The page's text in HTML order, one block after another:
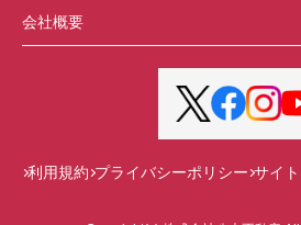
会社概要
利用規約 プライバシーポリシー サイ